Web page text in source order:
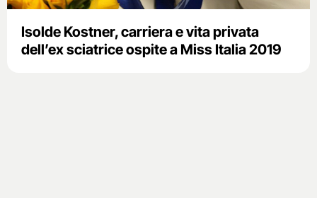
Isolde Kostner, carriera e vita privata
dell’ex sciatrice ospite a Miss Italia 2019